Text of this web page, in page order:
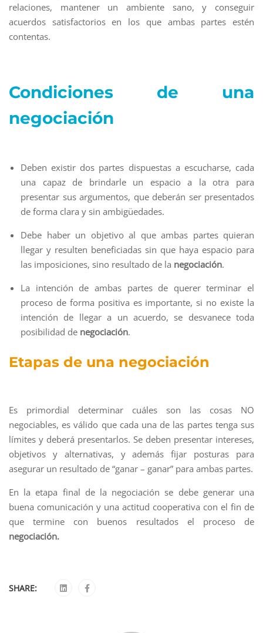
relaciones, mantener un ambiente sano, y conseguir
acuerdos satisfactorios en los que ambas partes estén
contentas.
Condiciones de una
negociación
Deben existir dos partes dispuestas a escucharse, cada
una capaz de brindarle un espacio a la otra para
presentar sus argumentos, que deberán ser presentados
de forma clara y sin ambigüedades.
Debe haber un objetivo al que ambas partes quieran
llegar y resulten beneficiadas sin que haya espacio para
las imposiciones, sino resultado de la negociación.
La intención de ambas partes de querer terminar el
proceso de forma positiva es importante, si no existe la
intención de llegar a un acuerdo, se desvanece toda
posibilidad de negociación.
Etapas de una negociación
Es primordial determinar cuáles son las cosas NO
negociables, es válido que cada una de las partes tenga sus
límites y deberá presentarlos. Se deben presentar intereses,
objetivos y alternativas, y además fijar posturas para
asegurar un resultado de “ganar – ganar” para ambas partes.
En la etapa final de la negociación se debe generar una
buena comunicación y una actitud cooperativa con el fin de
que termine con buenos resultados el proceso de
negociación.
SHARE: